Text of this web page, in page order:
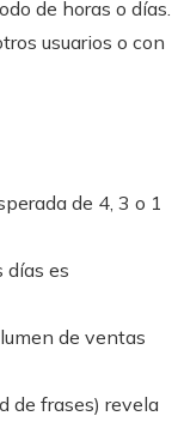
de horas o días.
usuarios o con
de 4, 3 o 1
días es
de ventas
de frases) revela